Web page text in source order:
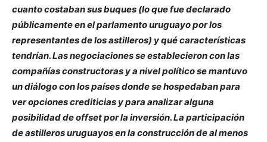
cuanto costaban sus buques (lo que fue declarado
públicamente en el parlamento uruguayo por los
representantes de los astilleros) y qué características
tendrían. Las negociaciones se establecieron con las
compañías constructoras y a nivel político se mantuvo
un diálogo con los países donde se hospedaban para
ver opciones crediticias y para analizar alguna
posibilidad de offset por la inversión. La participación
de astilleros uruguayos en la construcción de al menos